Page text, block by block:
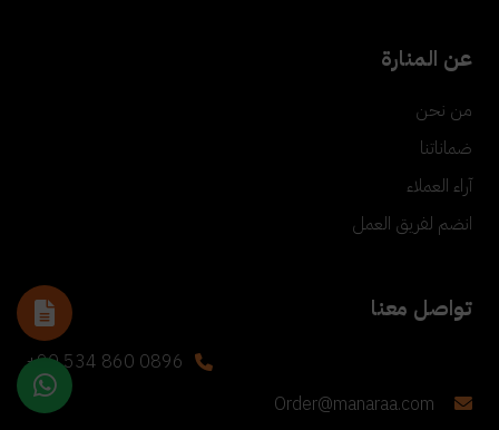
عن المنارة
من نحن
ضماناتنا
آراء العملاء
انضم لفريق العمل
تواصل معنا
+90 534 860 0896
Order@manaraa.com